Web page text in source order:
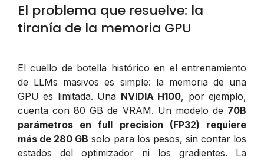
El problema que resuelve: la
tiranía de la memoria GPU
El cuello de botella histórico en el entrenamiento
de LLMs masivos es simple: la memoria de una
GPU es limitada. Una NVIDIA H100, por ejemplo,
cuenta con 80 GB de VRAM. Un modelo de 70B
parámetros en full precision (FP32) requiere
más de 280 GB solo para los pesos, sin contar los
estados del optimizador ni los gradientes. La